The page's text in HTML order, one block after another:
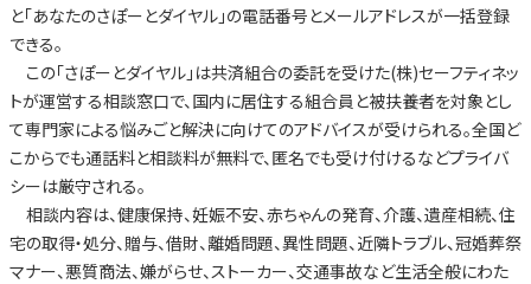
と「あなたのさぽーとダイヤル」の電話番号とメールアドレスが一括登録
できる。
この「さぽーとダイヤル」は共済組合の委託を受けた(株)セーフティネッ
トが運営する相談窓口で、国内に居住する組合員と被扶養者を対象とし
て専門家による悩みごと解決に向けてのアドバイスが受けられる。全国ど
こからでも通話料と相談料が無料で、匿名でも受け付けるなどプライバ
シーは厳守される。
相談内容は、健康保持、妊娠不安、赤ちゃんの発育、介護、遺産相続、住
宅の取得・処分、贈与、借財、離婚問題、異性問題、近隣トラブル、冠婚葬祭
マナー、悪質商法、嫌がらせ、ストーカー、交通事故など生活全般にわた